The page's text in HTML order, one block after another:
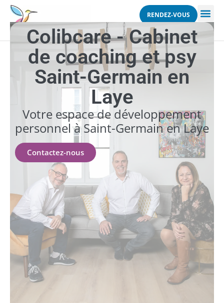
RENDEZ-VOUS
Colibcare - Cabinet
de coaching et psy
Saint-Germain en
Laye
Votre espace de développement
personnel à Saint-Germain en Laye
Contactez-nous